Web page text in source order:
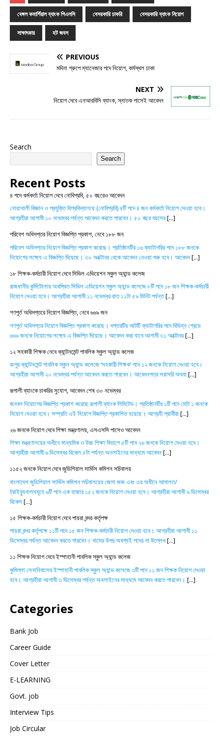
বেঙ্গল কমার্শিয়াল ব্যাংক পিএলসি বেসরকারি চাকরি বেসরকারি ব্যাংক নিয়োগ
সাক্ষাৎকার হট জবস
PREVIOUS
মদিনা গ্রুপে ম্যানেজার পদে নিয়োগ, কর্মস্থল ঢাকা
NEXT
নিয়োগ দেবে এনআরবিসি ব্যাংক, স্নাতক পাসেই আবেদন
Search
Search
Recent Posts
৪ পদে কর্মকর্তা নিয়োগ দেবে নোবিপ্রবি, ৫০ বছরেও আবেদন
নোয়াখালী বিজ্ঞান ও প্রযুক্তি বিশ্ববিদ্যালয়ে (নোবিপ্রবি) ৪টি পদে ৪ জন কর্মকর্তা নিয়োগ দেওয়া হবে।
আগ্রহীরা আগামী ১০ নভেম্বর পর্যন্ত আবেদন করতে পারবেন। ৫০ বছর বয়সের[...]
পরিবেশ অধিদপ্তর নিয়োগ বিজ্ঞপ্তি প্রকাশ, নেবে ১৮৮ জন
পরিবেশ অধিদপ্তর নিয়োগ বিজ্ঞপ্তি প্রকাশ করেছে। প্রতিষ্ঠানটির ১৬ ক্যাটাগরির পদে ১৮৮ জনকে
নিয়োগের লক্ষ্যে এ বিজ্ঞপ্তি দিয়েছে। ৩০ অক্টোবর থেকে আবেদন নেওয়া শুরু হবে। আবেদন[...]
১৮ শিক্ষক-কর্মচারী নিয়োগ দেবে সিভিল এভিয়েশন স্কুল অ্যান্ড কলেজ
রাজধানীর কুর্মিটোলায় অবস্থিত সিভিল এভিয়েশন স্কুল অ্যান্ড কলেজে ৮টি পদে ১৮ জন শিক্ষক-কর্মচারী
নিয়োগ দেওয়া হবে। আগ্রহীরা আগামী ১১ নভেম্বর রাত ১১টা ৫৯ মিনিট পর্যন্ত[...]
গণপূর্ত অধিদপ্তরে নিয়োগ বিজ্ঞপ্তি, নেবে ৬৬৯ জন
গণপূর্ত অধিদপ্তর নিয়োগ বিজ্ঞপ্তি প্রকাশ করেছে। দপ্তরটির আটটি ক্যাটাগরির পদে বিভিন্ন গ্রেডে
৬৬৯ জনকে নিয়োগের লক্ষ্যে এ বিজ্ঞপ্তি দিয়েছে। আবেদন করা যাবে আগামী ৩১ অক্টোবর[...]
১২ সহকারী শিক্ষক নেবে ক্যান্টনমেন্ট পাবলিক স্কুল অ্যান্ড কলেজ
রংপুর ক্যান্টনমেন্ট পাবলিক স্কুল অ্যান্ড কলেজে ‘সহকারী শিক্ষক’ পদে ১২ জনকে নিয়োগ দেওয়া হবে।
আগ্রহীরা আগামী ২০ নভেম্বর পর্যন্ত আবেদন করতে পারবেন। আবেদনপত্র সরাসরি অথবা[...]
রূপালী ব্যাংকে চাকরির সুযোগ, আবেদন শেষ ৩০ নভেম্বর
জনবল নিয়োগের বিজ্ঞপ্তি প্রকাশ করেছে রূপালী ব্যাংক লিমিটেড। প্রতিষ্ঠানটির ১টি পদে মোট ১ জনকে
নিয়োগ দেওয়া হবে। সম্প্রতি এই নিয়োগ বিজ্ঞপ্তি প্রকাশিত হয়েছে। আগ্রহী প্রার্থীরা[...]
২৬ জনকে নিয়োগ দেবে শিক্ষা মন্ত্রণালয়, এসএসসি পাসেও আবেদন
শিক্ষা মন্ত্রণালয়ের অধীনে মাধ্যমিক ও উচ্চ শিক্ষা বিভাগে ৫টি পদে ২৬ জনকে নিয়োগ দেওয়া হবে।
আগ্রহীরা আগামী ৬ ডিসেম্বর বিকেল ৫টা পর্যন্ত অনলাইনের মাধ্যমে আবেদন[...]
১১৫২ জনকে নিয়োগ দেবে জুডিশিয়াল সার্ভিস কমিশন সচিবালয়
বাংলাদেশ জুডিশিয়াল সার্ভিস কমিশন সচিবালয়ের জেলা জজ এবং এর অধীনে আদালত/
ট্রাইব্যুনালসমূহে ৬টি পদে এক হাজার ১৫২ জনকে নিয়োগ দেওয়া হবে। আগ্রহীরা আগামী ৯ ডিসেম্বর
বিকেল[...]
১৫ শিক্ষক-কর্মচারী নিয়োগ দেবে পায়রা বন্দর কর্তৃপক্ষ
পায়রা বন্দর কর্তৃপক্ষে ১১টি পদে ১৫ জন শিক্ষক-কর্মচারী নিয়োগ দেওয়া হবে। আগ্রহীরা আগামী ১১
ডিসেম্বর পর্যন্ত আবেদন করতে পারবেন। খামের উপর অবশ্যই পদের না উল্লেখ[...]
১১ শিক্ষক নিয়োগ দেবে ইস্পাহানী পাবলিক স্কুল অ্যান্ড কলেজ
কুমিল্লা সেনানিবাসের ইস্পাহানী পাবলিক স্কুল অ্যান্ড কলেজে ৩টি পদে ১১ জন শিক্ষক নিয়োগ দেওয়া
হবে। আগ্রহীরা আগামী ৩ ডিসেম্বর পর্যন্ত অনলাইনের মাধ্যমে আবেদন করতে পারবেন। [...]
Categories
Bank Job
Career Guide
Cover Letter
E-LEARNING
Govt. job
Interview Tips
Job Circular